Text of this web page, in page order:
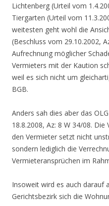
Lichtenberg (Urteil vom
Tiergarten (Urteil vom
weitesten geht wohl die
(Beschluss vom 29.10.2002,
Aufrechnung möglicher
Vermieters mit der Kaution
weil es sich nicht um
BGB.
Anders sah dies aber das
18.8.2008, Az: 8 W 34/08.
den Vermieter setzt nicht
sondern lediglich die
Vermieteransprüchen im
Insoweit wird es auch darauf
Gerichtsbezirk sich die